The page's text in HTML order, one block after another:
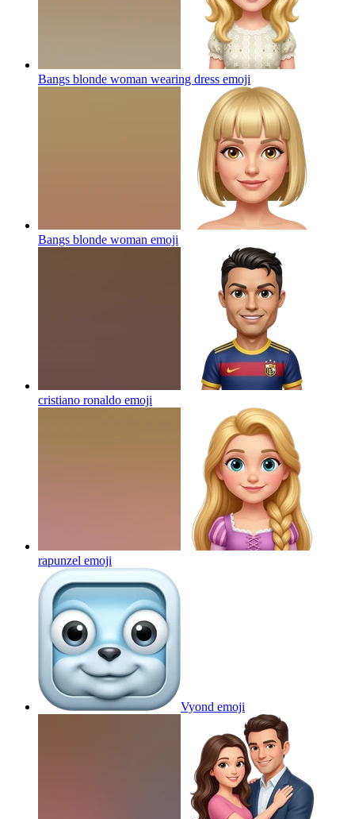
Bangs blonde woman wearing dress emoji
Bangs blonde woman emoji
cristiano ronaldo emoji
rapunzel emoji
Vyond emoji